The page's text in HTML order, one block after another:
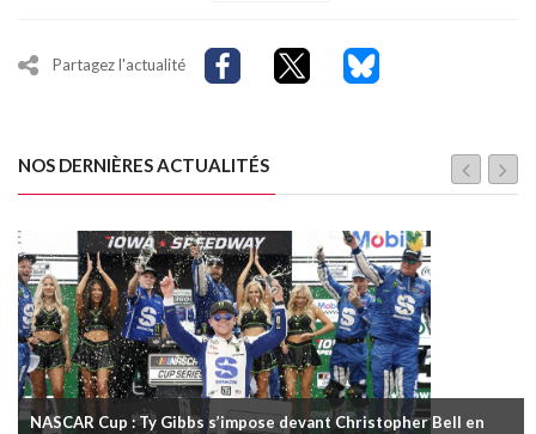
Partagez l'actualité
NOS DERNIÈRES ACTUALITÉS
NASCAR Cup : Ty Gibbs s’impose devant Christopher Bell en